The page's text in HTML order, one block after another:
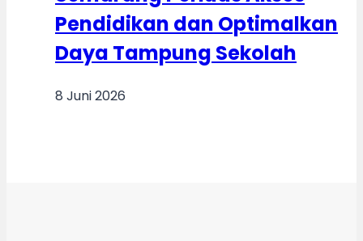
Pendidikan dan Optimalkan
Daya Tampung Sekolah
8 Juni 2026